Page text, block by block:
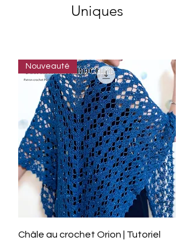
Uniques
Nouveauté
Châle au crochet Orion | Tutoriel